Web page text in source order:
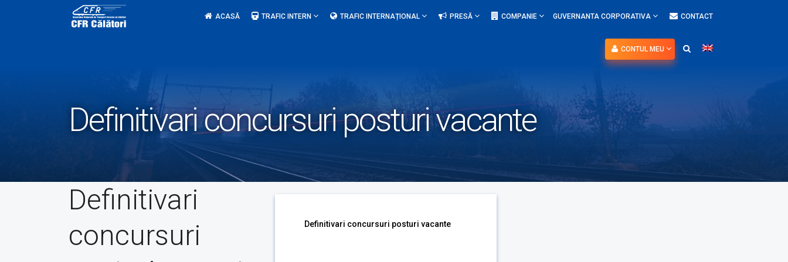
ACASĂ TRAFIC INTERN TRAFIC INTERNAȚIONAL PRESĂ COMPANIE GUVERNANTA CORPORATIVA CONTACT
CONTUL MEU
Definitivari concursuri posturi vacante
Definitivari
concursuri
Definitivari concursuri posturi vacante